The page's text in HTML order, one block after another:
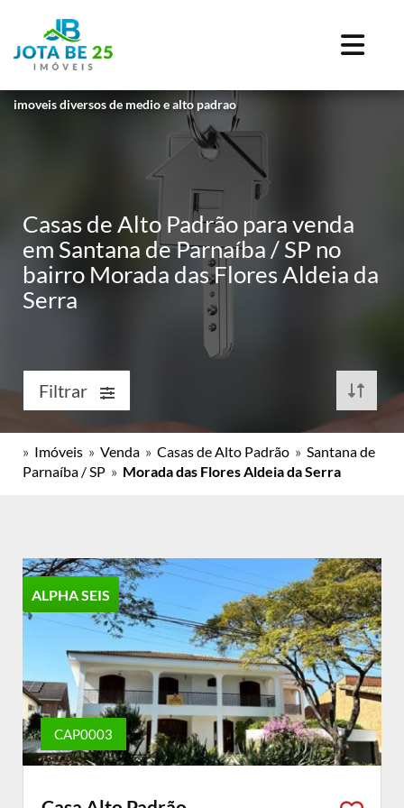
imoveis diversos de medio e alto padrao
Casas de Alto Padrão para venda
em Santana de Parnaíba / SP no
bairro Morada das Flores Aldeia da
Serra
Filtrar
» Imóveis » Venda » Casas de Alto Padrão » Santana de
Parnaíba / SP » Morada das Flores Aldeia da Serra
ALPHA SEIS
CAP0003